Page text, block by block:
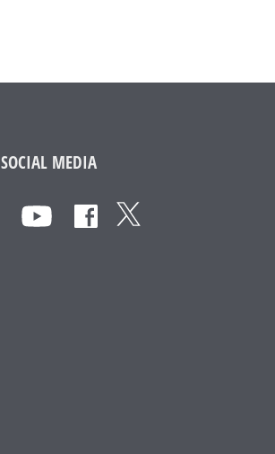
SOCIAL MEDIA